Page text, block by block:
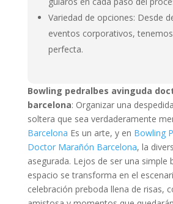
Variedad de opciones: Desde
eventos corporativos,
perfecta.
Bowling pedralbes avinguda
barcelona: Organizar una
soltera que sea verdaderamente
Barcelona Es un arte, y en Bowling
Doctor Marañón Barcelona, la
asegurada. Lejos de ser una simple
espacio se transforma en el
celebración preboda llena de risas,